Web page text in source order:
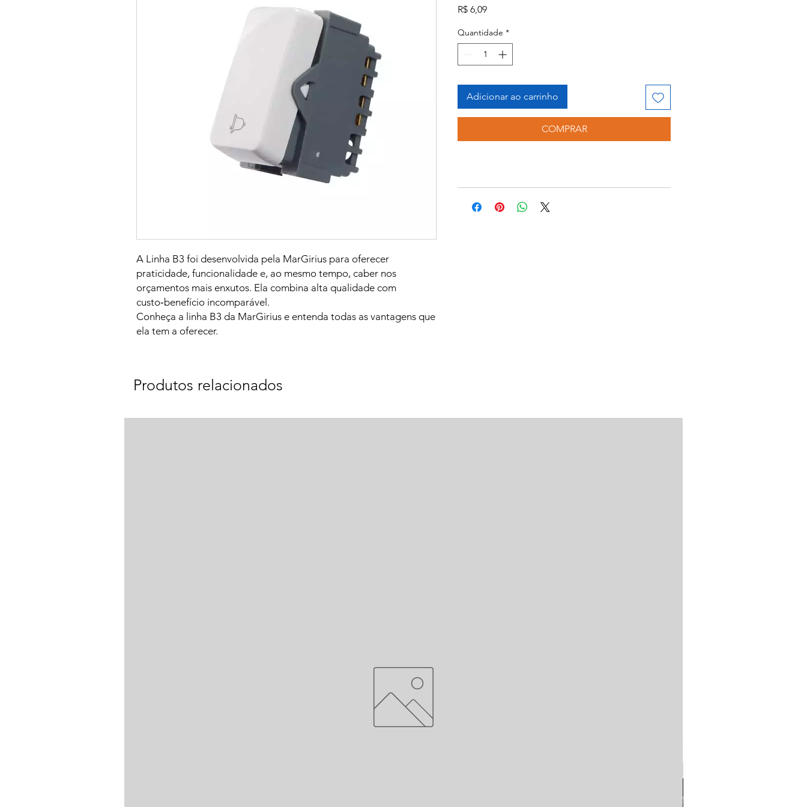
A Linha B3 foi desenvolvida pela MarGirius para oferecer
praticidade, funcionalidade e, ao mesmo tempo, caber nos
orçamentos mais enxutos. Ela combina alta qualidade com
custo‑benefício incomparável.
Conheça a linha B3 da MarGirius e entenda todas as vantagens que
ela tem a oferecer.
R$ 6,09Preço
Quantidade *
Adicionar ao carrinho
COMPRAR
Produtos relacionados